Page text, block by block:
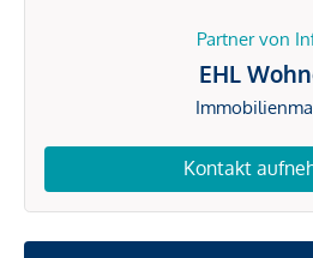
Partner von
EHL
Kontakt